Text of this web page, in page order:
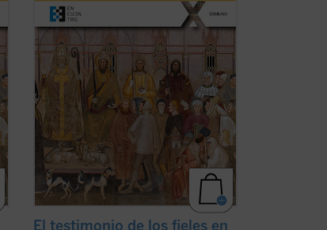
cuestión decisiva en la vida de la ...(ver
ficha)
El testimonio de los fieles en